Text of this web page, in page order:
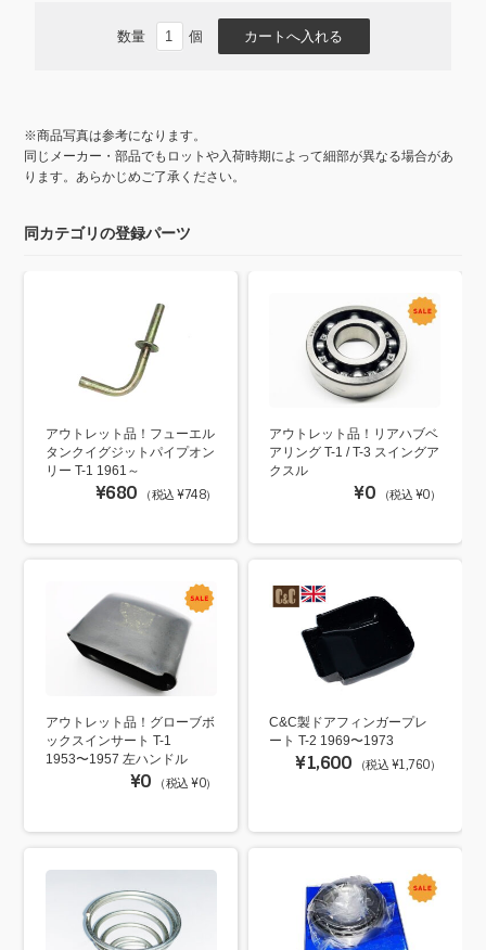
数量 個
※商品写真は参考になります。
同じメーカー・部品でもロットや入荷時期によって細部が異なる場合があ
ります。あらかじめご了承ください。
同カテゴリの登録パーツ
アウトレット品！フューエル
タンクイグジットパイプオン
リー T-1 1961～
¥680 （税込 ¥748）
アウトレット品！リアハブベ
アリング T-1 / T-3 スイングア
クスル
¥0 （税込 ¥0）
アウトレット品！グローブボ
ックスインサート T-1
1953〜1957 左ハンドル
¥0 （税込 ¥0）
C&C製ドアフィンガープレ
ート T-2 1969〜1973
¥1,600 （税込 ¥1,760）